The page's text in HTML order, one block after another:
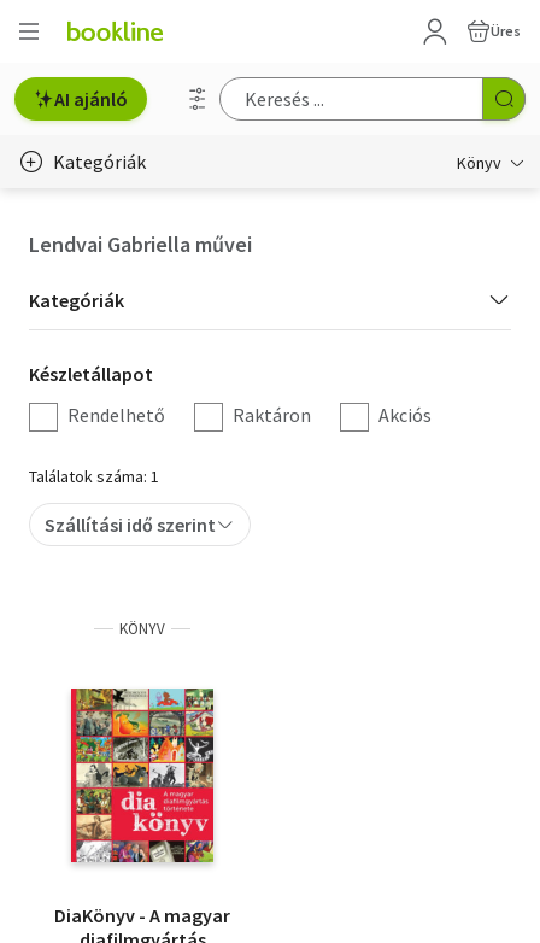
Üres
AI ajánló
Kategóriák Könyv
Hobbi, szabadidő
Irodalom
Művészet
Szakkönyv
Tankönyv, segédkönyv
Társadalomtudomány
Természettudomány
Történelem
Vallás
Lendvai Gabriella művei
Kategória
szűrés
Kategóriák
Készletállapot
szűrés
Készletállapot
Rendelhető
Raktáron Akciós
Találatok száma: 1
Szállítási idő szerint
KÖNYV
DiaKönyv - A magyar